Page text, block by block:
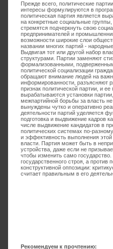
Прежде всего, политические
интересы формулируются в
политическая партия является
на конкретные социальные
стремятся подчеркнуть свою
предпринимателей и
возможности широкие слои
названии многих партий -
Выдвигая тот или другой набор
структурами. Партии заменяют
формализованными,
политической социализации
обращают внимание людей на
информированности, разъясняют
признак политической партии, и
вырабатываются установки
межпартийной борьбы за власть
вынуждены чутко и оперативно
деятельности партий уделяется
подготовка и выдвижение кадров
числе выдвижение кандидатов в
политических системах по-
и эффективность выполнения этой
власти. Партия может быть в
устройства, даже если не
чтобы изменить само
государственного строя, а против
конструктивной оппозиции:
считает правильным в его
Рекомендуем к прочтению: